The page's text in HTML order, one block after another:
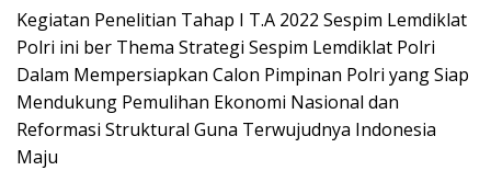
Kegiatan Penelitian Tahap I T.A 2022 Sespim Lemdiklat
Polri ini ber Thema Strategi Sespim Lemdiklat Polri
Dalam Mempersiapkan Calon Pimpinan Polri yang Siap
Mendukung Pemulihan Ekonomi Nasional dan
Reformasi Struktural Guna Terwujudnya Indonesia
Maju